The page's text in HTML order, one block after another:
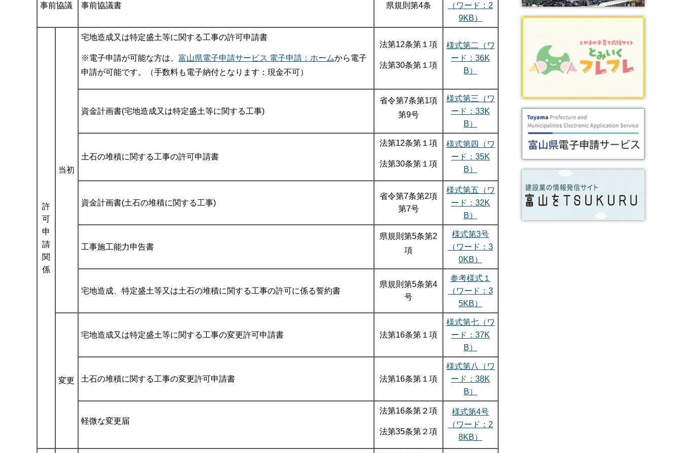
事前協議 事前協議書 県規則第4条
（ワード：2
9KB）
許
可
申
請
関
係
当初
宅地造成又は特定盛土等に関する工事の許可申請書
※電子申請が可能な方は、 富山県電子申請サービス 電子申請：ホームから電子
申請が可能です。（手数料も電子納付となります：現金不可）
法第12条第１項
法第30条第１項
様式第二（ワ
ード：36K
B）
資金計画書(宅地造成又は特定盛土等に関する工事)
省令第7条第1項
第9号
様式第三（ワ
ード：33K
B）
土石の堆積に関する工事の許可申請書
法第12条第１項
法第30条第１項
様式第四（ワ
ード：35K
B）
資金計画書(土石の堆積に関する工事)
省令第7条第2項
第7号
様式第五（ワ
ード：32K
B）
工事施工能力申告書
県規則第5条第2
項
様式第3号
（ワード：3
0KB）
宅地造成、特定盛土等又は土石の堆積に関する工事の許可に係る誓約書
県規則第5条第4
号
参考様式１
（ワード：3
5KB）
変更
宅地造成又は特定盛土等に関する工事の変更許可申請書 法第16条第１項
様式第七（ワ
ード：37K
B）
土石の堆積に関する工事の変更許可申請書 法第16条第１項
様式第八（ワ
ード：38K
B）
軽微な変更届
法第16条第２項
法第35条第２項
様式第4号
（ワード：2
8KB）